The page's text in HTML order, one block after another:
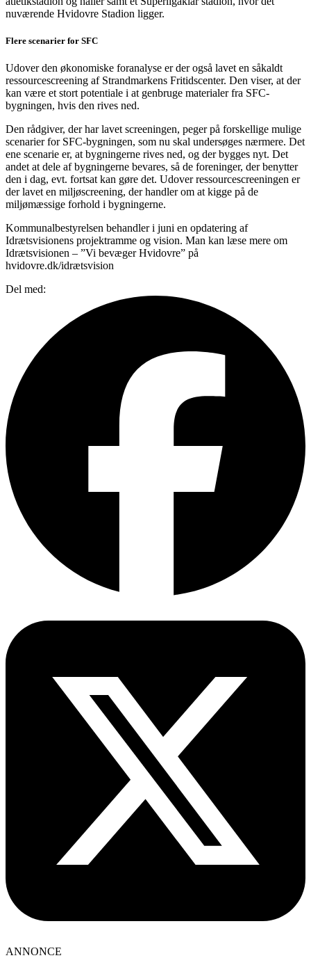
nuværende Hvidovre Stadion ligger.
Flere scenarier for SFC
Udover den økonomiske foranalyse er der også lavet en såkaldt
ressourcescreening af Strandmarkens Fritidscenter. Den viser, at der
kan være et stort potentiale i at genbruge materialer fra SFC-
bygningen, hvis den rives ned.
Den rådgiver, der har lavet screeningen, peger på forskellige mulige
scenarier for SFC-bygningen, som nu skal undersøges nærmere. Det
ene scenarie er, at bygningerne rives ned, og der bygges nyt. Det
andet at dele af bygningerne bevares, så de foreninger, der benytter
den i dag, evt. fortsat kan gøre det. Udover ressourcescreeningen er
der lavet en miljøscreening, der handler om at kigge på de
miljømæssige forhold i bygningerne.
Kommunalbestyrelsen behandler i juni en opdatering af
Idrætsvisionens projektramme og vision. Man kan læse mere om
Idrætsvisionen – ”Vi bevæger Hvidovre” på
hvidovre.dk/idrætsvision
Del med:
ANNONCE